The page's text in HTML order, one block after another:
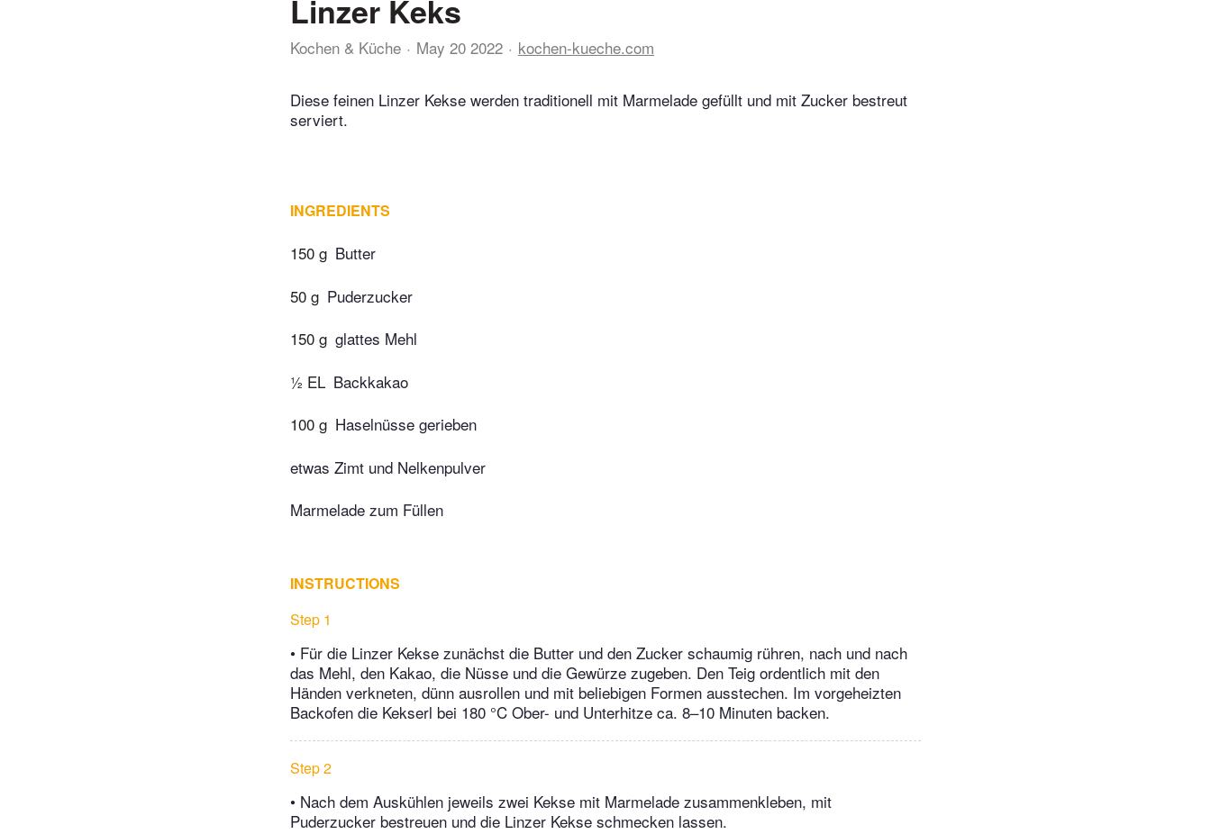
Linzer Keks
Kochen & Küche May 20 2022 kochen-kueche.com
Diese feinen Linzer Kekse werden traditionell mit Marmelade gefüllt und mit Zucker bestreut
serviert.
INGREDIENTS
150 g Butter
50 g Puderzucker
150 g glattes Mehl
½ EL Backkakao
100 g Haselnüsse gerieben
etwas Zimt und Nelkenpulver
Marmelade zum Füllen
INSTRUCTIONS
Step 1
• Für die Linzer Kekse zunächst die Butter und den Zucker schaumig rühren, nach und nach
das Mehl, den Kakao, die Nüsse und die Gewürze zugeben. Den Teig ordentlich mit den
Händen verkneten, dünn ausrollen und mit beliebigen Formen ausstechen. Im vorgeheizten
Backofen die Kekserl bei 180 °C Ober- und Unterhitze ca. 8–10 Minuten backen.
Step 2
• Nach dem Auskühlen jeweils zwei Kekse mit Marmelade zusammenkleben, mit
Puderzucker bestreuen und die Linzer Kekse schmecken lassen.